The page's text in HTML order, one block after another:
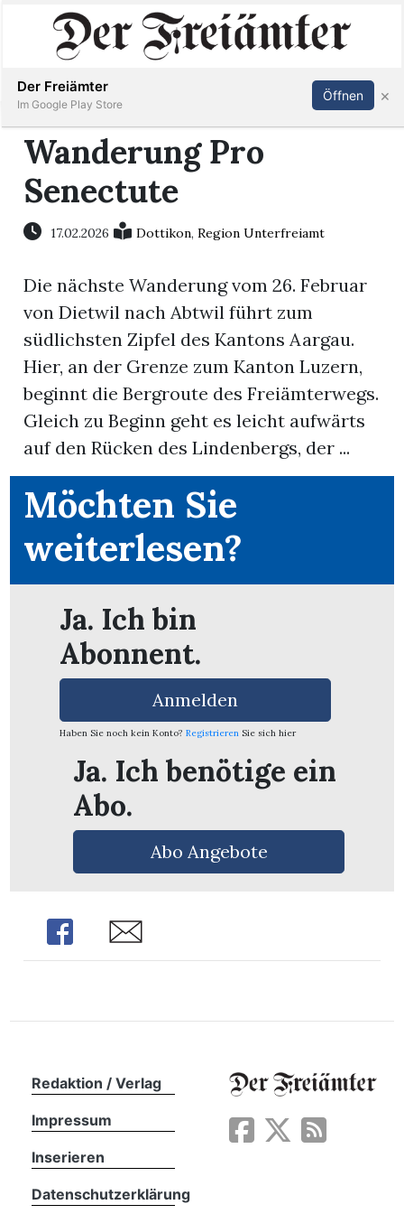
Immobilien
Veranstaltungen
Stellen
E-
Newsletter
App
Inserieren Abonnieren Anmelden
Wanderung Pro
Senectute
17.02.2026 Dottikon,Region Unterfreiamt
Die nächste Wanderung vom 26. Februar
von Dietwil nach Abtwil führt zum
südlichsten Zipfel des Kantons Aargau.
Hier, an der Grenze zum Kanton Luzern,
beginnt die Bergroute des Freiämterwegs.
Gleich zu Beginn geht es leicht aufwärts
auf den Rücken des Lindenbergs, der ...
Möchten Sie
weiterlesen?
Ja. Ich bin
Abonnent.
Anmelden
Haben Sie noch kein Konto? Registrieren Sie sich hier
Ja. Ich benötige ein
Abo.
Abo Angebote
Share Share
Redaktion / Verlag
Impressum
Inserieren
Datenschutzerklärung
Der Freiämter
Im Google Play Store
Öffnen ×